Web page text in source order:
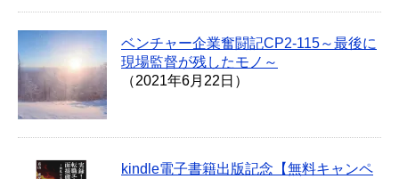
ベンチャー企業奮闘記CP2-115～最後に
現場監督が残したモノ～
（2021年6月22日）
kindle電子書籍出版記念【無料キャンペ